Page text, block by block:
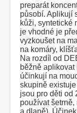
preparát
působí. Aplikují
kůži, syntetické
je vhodné je
vyzkoušet na
na komáry,
Na rozdíl od
běžně aplikovat
účinkují na
skupině
jsou pro děti od
používat
a dlaně).